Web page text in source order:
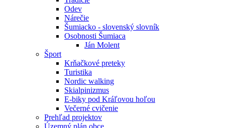
Odev
Nárečie
Šumiacko - slovenský slovník
Osobnosti Šumiaca
Ján Molent
Šport
Krňačkové preteky
Turistika
Nordic walking
Skialpinizmus
E-biky pod Kráľovou hoľou
Večerné cvičenie
Prehľad projektov
Územný plán obce